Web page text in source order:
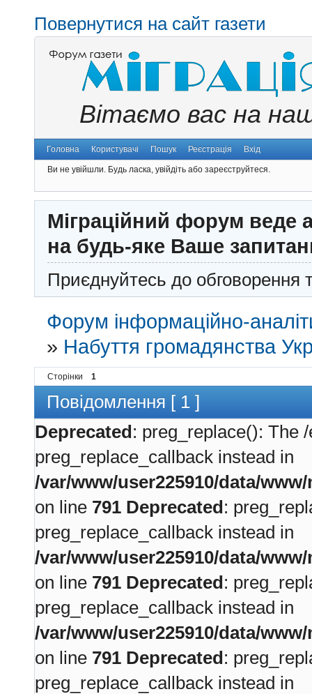
Повернутися на сайт газети
Вітаємо вас на
Головна Користувачі Пошук Реєстрація Вхід
Ви не увійшли. Будь ласка, увійдіть або зареєструйтеся.
Міграційний форум веде
на будь-яке Ваше
Приєднуйтесь до обговорення
Форум інформаційно-
» Набуття громадянства
Сторінки 1
Повідомлення [ 1 ]
Deprecated: preg_replace(): The
preg_replace_callback instead in
/var/www/user225910/data/
on line 791 Deprecated:
preg_replace_callback instead in
/var/www/user225910/data/
on line 791 Deprecated:
preg_replace_callback instead in
/var/www/user225910/data/
on line 791 Deprecated:
preg_replace_callback instead in